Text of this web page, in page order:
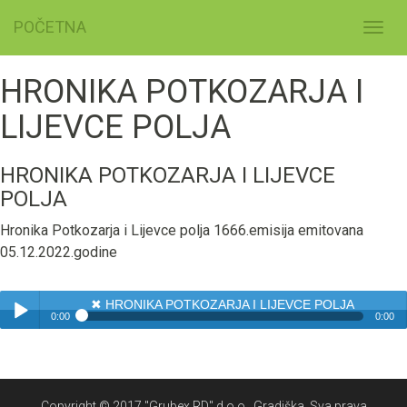
POČETNA
HRONIKA POTKOZARJA I
LIJEVCE POLJA
HRONIKA POTKOZARJA I LIJEVCE
POLJA
Hronika Potkozarja i Lijevce polja 1666.emisija emitovana
05.12.2022.godine
✖ HRONIKA POTKOZARJA I LIJEVCE POLJA
0:00 0:00